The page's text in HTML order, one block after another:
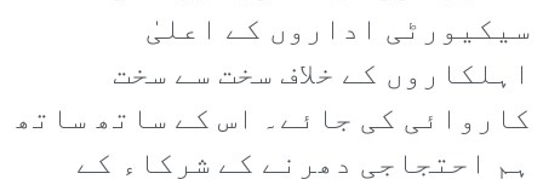
سیکیورٹی اداروں کے اعلیٰ
اہلکاروں کے خلاف سخت سے سخت
کاروائی کی جائے۔ اس کے ساتھ ساتھ
ہم احتجاجی دھرنے کے شرکاء کے